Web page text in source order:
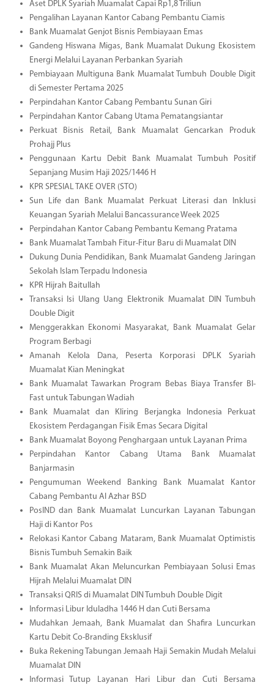
Aset DPLK Syariah Muamalat Capai Rp1,8 Triliun
Pengalihan Layanan Kantor Cabang Pembantu Ciamis
Bank Muamalat Genjot Bisnis Pembiayaan Emas
Gandeng Hiswana Migas, Bank Muamalat Dukung Ekosistem
Energi Melalui Layanan Perbankan Syariah
Pembiayaan Multiguna Bank Muamalat Tumbuh Double Digit
di Semester Pertama 2025
Perpindahan Kantor Cabang Pembantu Sunan Giri
Perpindahan Kantor Cabang Utama Pematangsiantar
Perkuat Bisnis Retail, Bank Muamalat Gencarkan Produk
Prohajj Plus
Penggunaan Kartu Debit Bank Muamalat Tumbuh Positif
Sepanjang Musim Haji 2025/1446 H
KPR SPESIAL TAKE OVER (STO)
Sun Life dan Bank Muamalat Perkuat Literasi dan Inklusi
Keuangan Syariah Melalui Bancassurance Week 2025
Perpindahan Kantor Cabang Pembantu Kemang Pratama
Bank Muamalat Tambah Fitur-Fitur Baru di Muamalat DIN
Dukung Dunia Pendidikan, Bank Muamalat Gandeng Jaringan
Sekolah Islam Terpadu Indonesia
KPR Hijrah Baitullah
Transaksi Isi Ulang Uang Elektronik Muamalat DIN Tumbuh
Double Digit
Menggerakkan Ekonomi Masyarakat, Bank Muamalat Gelar
Program Berbagi
Amanah Kelola Dana, Peserta Korporasi DPLK Syariah
Muamalat Kian Meningkat
Bank Muamalat Tawarkan Program Bebas Biaya Transfer BI-
Fast untuk Tabungan Wadiah
Bank Muamalat dan Kliring Berjangka Indonesia Perkuat
Ekosistem Perdagangan Fisik Emas Secara Digital
Bank Muamalat Boyong Penghargaan untuk Layanan Prima
Perpindahan Kantor Cabang Utama Bank Muamalat
Banjarmasin
Pengumuman Weekend Banking Bank Muamalat Kantor
Cabang Pembantu Al Azhar BSD
PosIND dan Bank Muamalat Luncurkan Layanan Tabungan
Haji di Kantor Pos
Relokasi Kantor Cabang Mataram, Bank Muamalat Optimistis
Bisnis Tumbuh Semakin Baik
Bank Muamalat Akan Meluncurkan Pembiayaan Solusi Emas
Hijrah Melalui Muamalat DIN
Transaksi QRIS di Muamalat DIN Tumbuh Double Digit
Informasi Libur Iduladha 1446 H dan Cuti Bersama
Mudahkan Jemaah, Bank Muamalat dan Shafira Luncurkan
Kartu Debit Co-Branding Eksklusif
Buka Rekening Tabungan Jemaah Haji Semakin Mudah Melalui
Muamalat DIN
Informasi Tutup Layanan Hari Libur dan Cuti Bersama